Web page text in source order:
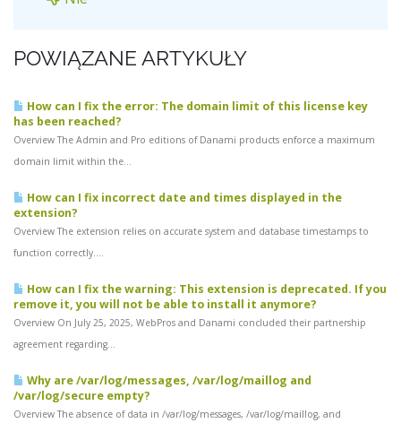
POWIĄZANE ARTYKUŁY
How can I fix the error: The domain limit of this license key
has been reached?
Overview The Admin and Pro editions of Danami products enforce a maximum
domain limit within the...
How can I fix incorrect date and times displayed in the
extension?
Overview The extension relies on accurate system and database timestamps to
function correctly....
How can I fix the warning: This extension is deprecated. If you
remove it, you will not be able to install it anymore?
Overview On July 25, 2025, WebPros and Danami concluded their partnership
agreement regarding...
Why are /var/log/messages, /var/log/maillog and
/var/log/secure empty?
Overview The absence of data in /var/log/messages, /var/log/maillog, and